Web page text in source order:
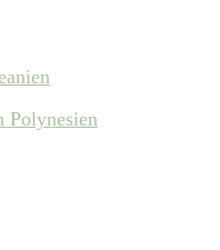
Polynesien